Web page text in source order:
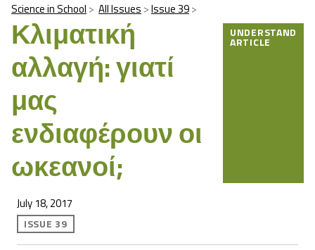
Science in School All Issues Issue 39
Κλιματική
αλλαγή: γιατί
μας
ενδιαφέρουν οι
ωκεανοί;
UNDERSTAND
ARTICLE
July 18, 2017
ISSUE 39